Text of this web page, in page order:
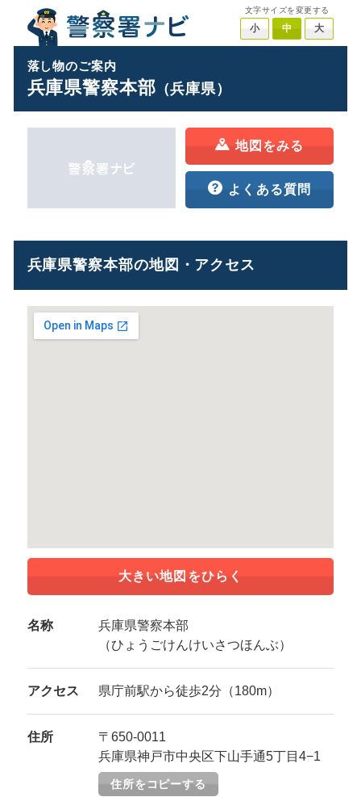
文字サイズを変更する
小 中 大
落し物のご案内
兵庫県警察本部（兵庫県）
地図をみる
よくある質問
兵庫県警察本部の地図・アクセス
大きい地図をひらく
名称
兵庫県警察本部
（ひょうごけんけいさつほんぶ）
アクセス 県庁前駅から徒歩2分（180m）
住所
〒650-0011
兵庫県神戸市中央区下山手通5丁目4−1
住所をコピーする